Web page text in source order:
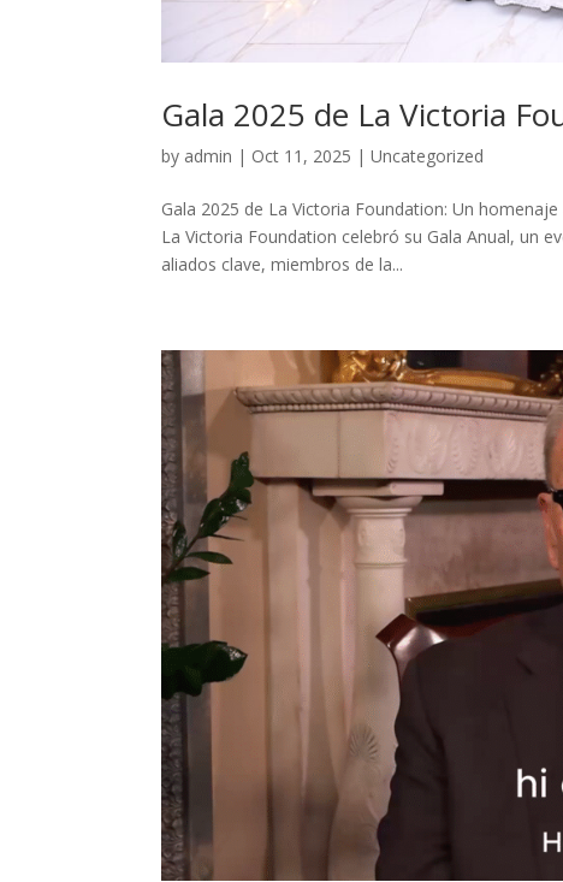
Gala 2025 de La Victoria
by admin | Oct 11, 2025 |Uncategorized
Gala 2025 de La Victoria Foundation: Un
La Victoria Foundation celebró su Gala Anual, un
aliados clave, miembros de la...